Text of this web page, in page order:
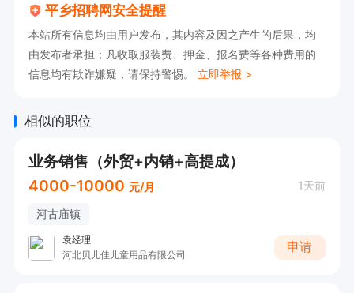
平乡招聘网安全提醒
本站所有信息均由用户发布，其内容及因之产生的后果，均
由发布者承担；凡收取服装费、押金、报名费等各种费用的
信息均有欺诈嫌疑，请保持警惕。 立即举报 >
相似的职位
业务销售（外贸+内销+高提成）
4000-10000 元/月 1天前
河古庙镇
袁经理
河北贝儿佳儿童用品有限公司
申请